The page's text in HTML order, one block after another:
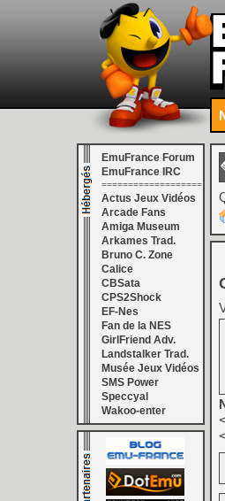
EmuFrance Forum
EmuFrance IRC
===================
Actus Jeux Vidéos
Arcade Fans
Amiga Museum
Arkames Trad.
Bruno C. Zone
Calice
CBSata
CPS2Shock
EF-Nes
Fan de la NES
GirlFriend Adv.
Landstalker Trad.
Musée Jeux Vidéos
SMS Power
Speccyal
Wakoo-enter